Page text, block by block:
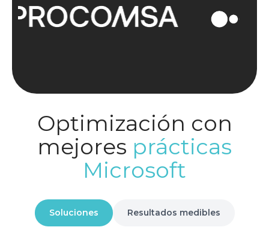
Optimización con
mejores prácticas
Microsoft
Soluciones Resultados medibles